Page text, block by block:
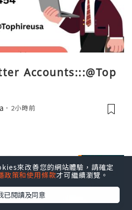
Accounts:::@Top
2小時前
來改善您的網站體驗，請確定
政策和使用條款才可繼續瀏覽。
已閱讀及同意